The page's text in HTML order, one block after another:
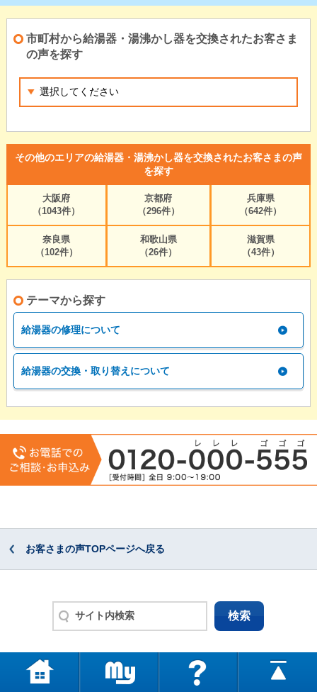
市町村から給湯器・湯沸かし器を交換されたお客さま
の声を探す
その他のエリアの給湯器・湯沸かし器を交換されたお客さまの声
を探す
大阪府
（1043件）
京都府
（296件）
兵庫県
（642件）
奈良県
（102件）
和歌山県
（26件）
滋賀県
（43件）
テーマから探す
給湯器の修理について
給湯器の交換・取り替えについて
お客さまの声TOPページへ戻る